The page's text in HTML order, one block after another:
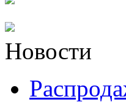
Новости